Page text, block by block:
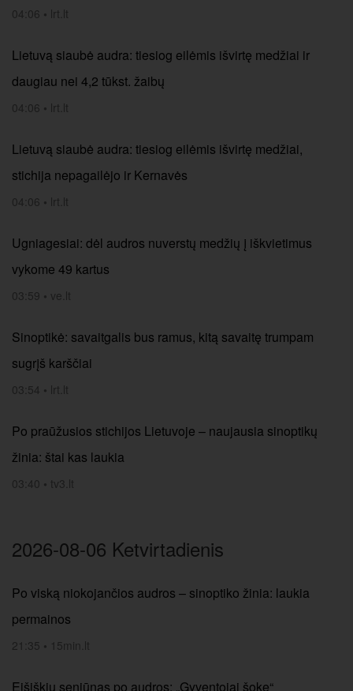
04:06 • lrt.lt
Lietuvą siaubė audra: tiesiog eilėmis išvirtę medžiai ir
daugiau nei 4,2 tūkst. žaibų
04:06 • lrt.lt
Lietuvą siaubė audra: tiesiog eilėmis išvirtę medžiai,
stichija nepagailėjo ir Kernavės
04:06 • lrt.lt
Ugniagesiai: dėl audros nuverstų medžių į iškvietimus
vykome 49 kartus
03:59 • ve.lt
Sinoptikė: savaitgalis bus ramus, kitą savaitę trumpam
sugrįš karščiai
03:54 • lrt.lt
Po praūžusios stichijos Lietuvoje – naujausia sinoptikų
žinia: štai kas laukia
03:40 • tv3.lt
2026-08-06 Ketvirtadienis
Po viską niokojančios audros – sinoptiko žinia: laukia
permainos
21:35 • 15min.lt
Eišiškių seniūnas po audros: „Gyventojai šoke“